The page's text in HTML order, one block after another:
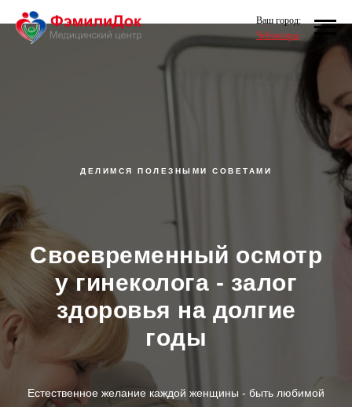
Ваш город:
Чебоксары
ДЕЛИМСЯ ПОЛЕЗНЫМИ СОВЕТАМИ
Своевременный осмотр
у гинеколога - залог
здоровья на долгие
годы
Естественное желание каждой женщины - быть любимой